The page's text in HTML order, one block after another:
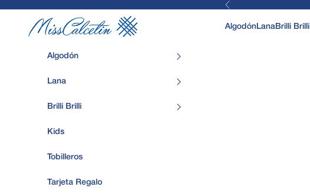
Anterior
MissCalcetin
AlgodónLanaBrilli Brilli
Algodón
Lana
Brilli Brilli
Kids
Tobilleros
Tarjeta Regalo